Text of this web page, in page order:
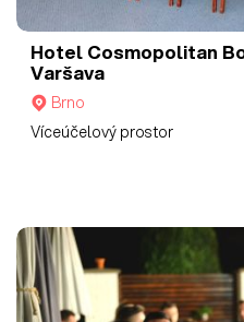
Hotel Cosmopolitan
Varšava
Brno
Víceúčelový prostor